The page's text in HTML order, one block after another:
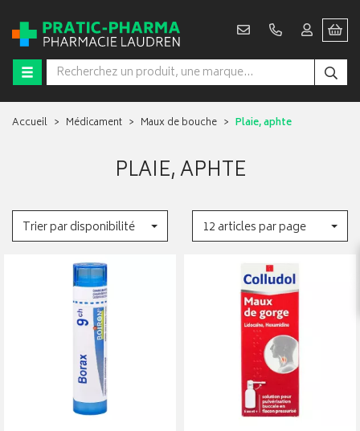
Accueil Médicament Maux de bouche Plaie, aphte
PLAIE, APHTE
Trier par disponibilité 12 articles par page